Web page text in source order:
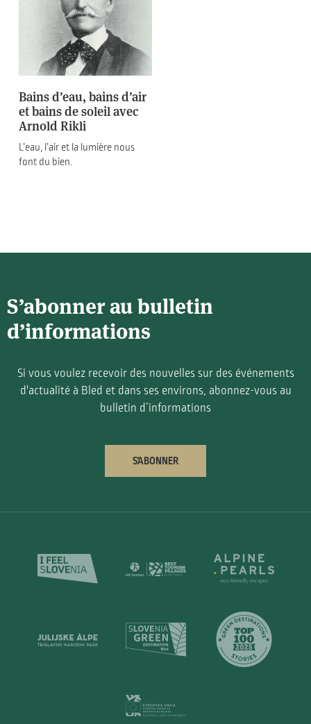
Bains d’eau, bains d’air
et bains de soleil avec
Arnold Rikli
L’eau, l’air et la lumière nous
font du bien.
S’abonner au bulletin
d’informations
Si vous voulez recevoir des nouvelles sur des événements
d'actualité à Bled et dans ses environs, abonnez-vous au
bulletin d’informations
S’ABONNER